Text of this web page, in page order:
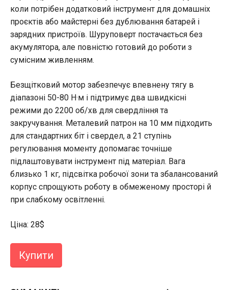
коли потрібен додатковий інструмент для домашніх
проєктів або майстерні без дублювання батарей і
зарядних пристроїв. Шуруповерт постачається без
акумулятора, але повністю готовий до роботи з
сумісним живленням.
Безщітковий мотор забезпечує впевнену тягу в
діапазоні 50-80 Н·м і підтримує два швидкісні
режими до 2200 об/хв для свердління та
закручування. Металевий патрон на 10 мм підходить
для стандартних біт і свердел, а 21 ступінь
регулювання моменту допомагає точніше
підлаштовувати інструмент під матеріал. Вага
близько 1 кг, підсвітка робочої зони та збалансований
корпус спрощують роботу в обмеженому просторі й
при слабкому освітленні.
Ціна: 28$
Купити